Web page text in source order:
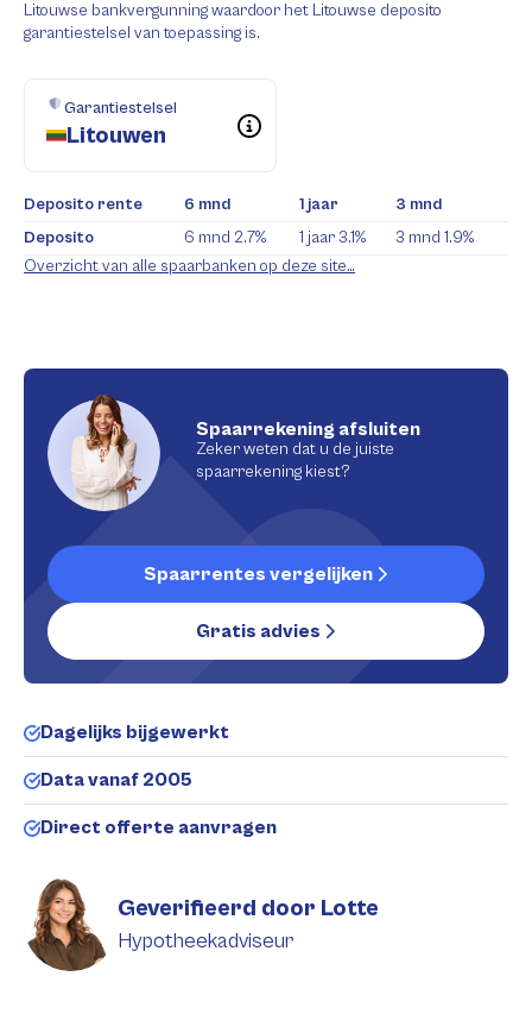
Litouwse bankvergunning waardoor het Litouwse deposito
garantiestelsel van toepassing is.
Garantiestelsel
Litouwen
Deposito rente 6 mnd 1 jaar
3 mnd
Deposito
6 mnd 2.7% 1 jaar3.1% 3 mnd 1.9%
Overzicht van alle spaarbanken op deze site…
Spaarrekening afsluiten
Zeker weten dat u de juiste
spaarrekening kiest?
Spaarrentes vergelijken
Gratis advies
Dagelijks bijgewerkt
Data vanaf 2005
Direct offerte aanvragen
Geverifieerd door Lotte
Hypotheekadviseur